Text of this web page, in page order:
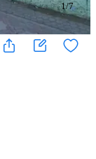
1/7